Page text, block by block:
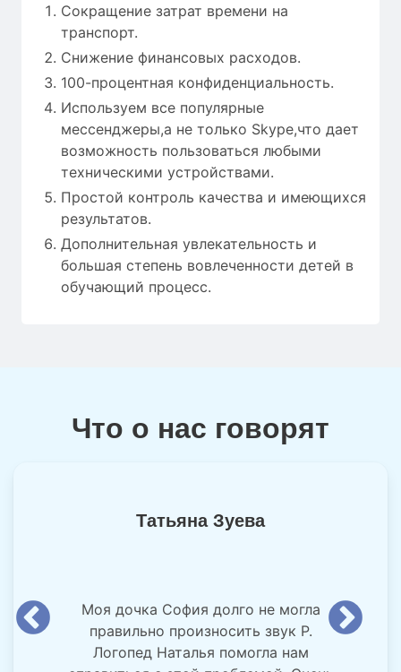
Сокращение затрат времени на
транспорт.
Снижение финансовых расходов.
100-процентная конфиденциальность.
Используем все популярные
мессенджеры,а не только Skype,что дает
возможность пользоваться любыми
техническими устройствами.
Простой контроль качества и имеющихся
результатов.
Дополнительная увлекательность и
большая степень вовлеченности детей в
обучающий процесс.
Что о нас говорят
Татьяна Зуева
Моя дочка София долго не могла
правильно произносить звук Р.
Логопед Наталья помогла нам